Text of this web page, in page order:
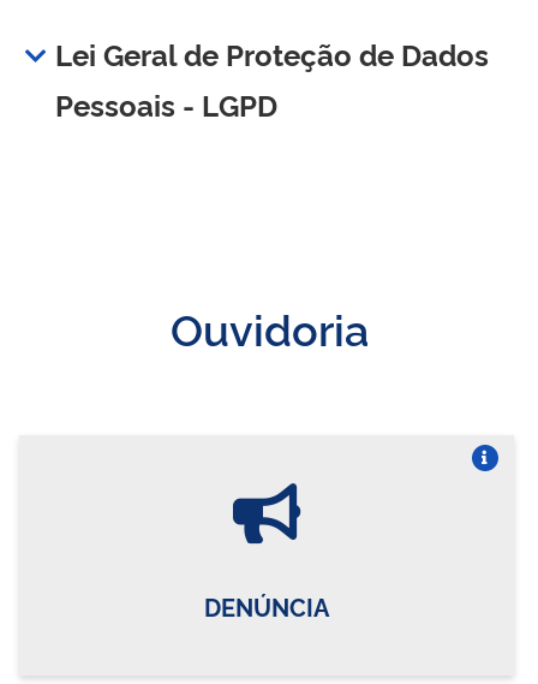
Lei Geral de Proteção de Dados
Pessoais - LGPD
Ouvidoria
DENÚNCIA